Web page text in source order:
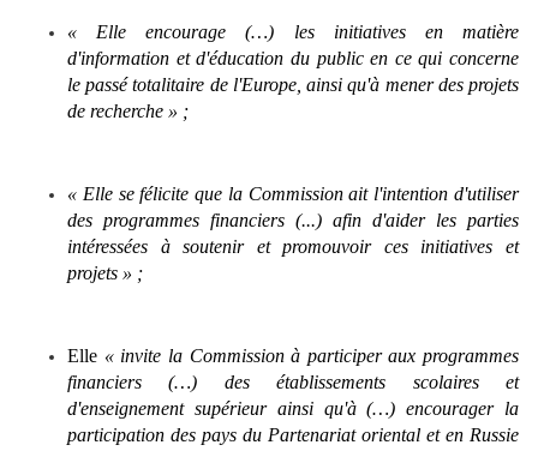
« Elle encourage (…) les initiatives en matière
d'information et d'éducation du public en ce qui concerne
le passé totalitaire de l'Europe, ainsi qu'à mener des projets
de recherche » ;
« Elle se félicite que la Commission ait l'intention d'utiliser
des programmes financiers (...) afin d'aider les parties
intéressées à soutenir et promouvoir ces initiatives et
projets » ;
Elle « invite la Commission à participer aux programmes
financiers (…) des établissements scolaires et
d'enseignement supérieur ainsi qu'à (…) encourager la
participation des pays du Partenariat oriental et en Russie